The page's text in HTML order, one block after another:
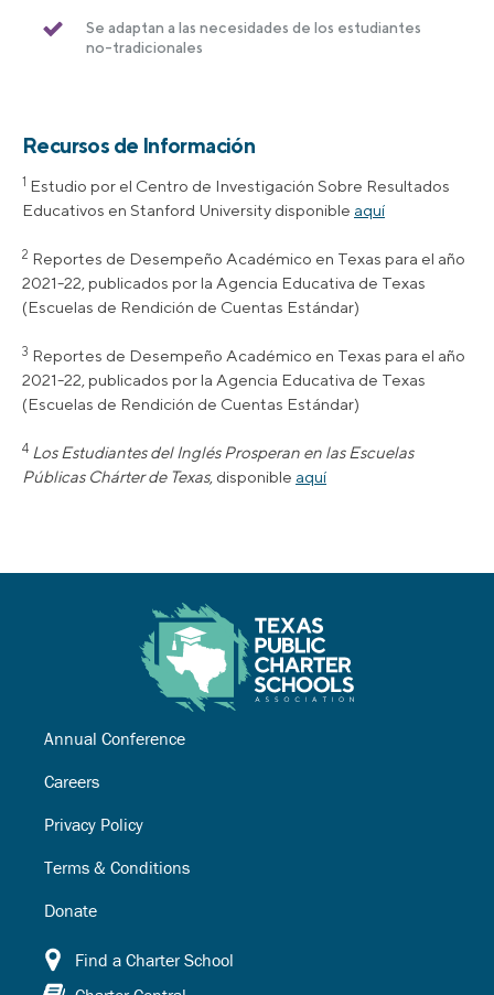
Se adaptan a las necesidades de los estudiantes
no-tradicionales
Recursos de Información
1 Estudio por el Centro de Investigación Sobre Resultados
Educativos en Stanford University disponible aquí
2 Reportes de Desempeño Académico en Texas para el año
2021-22, publicados por la Agencia Educativa de Texas
(Escuelas de Rendición de Cuentas Estándar)
3 Reportes de Desempeño Académico en Texas para el año
2021-22, publicados por la Agencia Educativa de Texas
(Escuelas de Rendición de Cuentas Estándar)
4 Los Estudiantes del Inglés Prosperan en las Escuelas
Públicas Chárter de Texas, disponible aquí
Annual Conference
Careers
Privacy Policy
Terms & Conditions
Donate
Find a Charter School